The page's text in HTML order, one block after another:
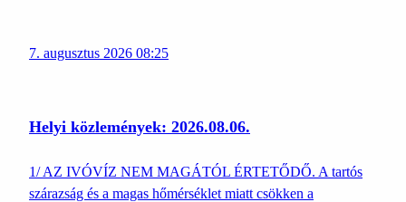
7. augusztus 2026 08:25
Helyi közlemények: 2026.08.06.
1/ AZ IVÓVÍZ NEM MAGÁTÓL ÉRTETŐDŐ. A tartós
szárazság és a magas hőmérséklet miatt csökken a